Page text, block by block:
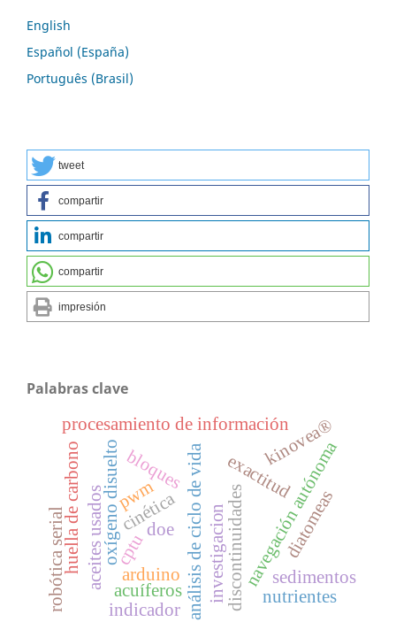
English
Español (España)
Português (Brasil)
tweet
compartir
compartir
compartir
impresión
Palabras clave
investigacion
arduino análisis de ciclo de vida
procesamiento de información
discontinuidadesnavegación autónoma
cptu
exactitud
oxígeno disuelto
sedimentos
kinovea®
cinética
acuíferos
aceites usados
bloques
huella de carbono
indicador
doe
nutrientes
robótica serial
pwm diatomeas